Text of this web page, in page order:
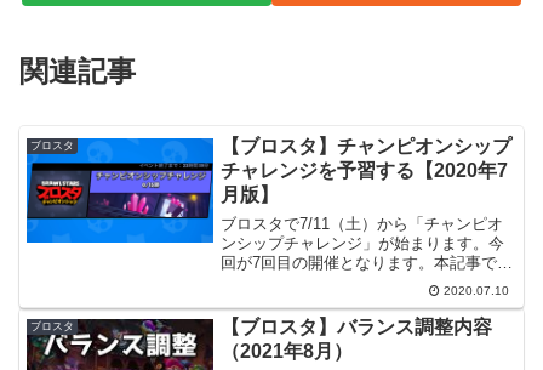
関連記事
ブロスタ
【ブロスタ】チャンピオンシップ
チャレンジを予習する【2020年7
月版】
ブロスタで7/11（土）から「チャンピオ
ンシップチャレンジ」が始まります。今
回が7回目の開催となります。本記事では
モードとマップの紹介や色んな人による
【2020/07/11】参考動画にニド寝キング
さんの動画を追記し...
2020.07.10
ブロスタ
【ブロスタ】バランス調整内容
（2021年8月）